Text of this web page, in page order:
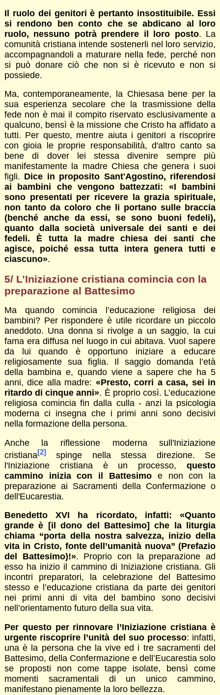
Il ruolo dei genitori è pertanto insostituibile. Essi
si rendono ben conto che se abdicano al loro
ruolo, nessuno potrà prendere il loro posto. La
comunità cristiana intende sostenerli nel loro servizio,
accompagnandoli a maturare nella fede, perché non
si può donare ciò che non si è ricevuto e non si
possiede.
Ma, contemporaneamente, la Chiesasa bene per la
sua esperienza secolare che la trasmissione della
fede non è mai il compito riservato esclusivamente a
qualcuno, bensì è la missione che Cristo ha affidato a
tutti. Per questo, mentre aiuta i genitori a riscoprire
con gioia le proprie responsabilità, d'altro canto sa
bene di dover lei stessa divenire sempre più
manifestamente la madre Chiesa che genera i suoi
figli. Dice in proposito Sant'Agostino, riferendosi
ai bambini che vengono battezzati: «I bambini
sono presentati per ricevere la grazia spirituale,
non tanto da coloro che li portano sulle braccia
(benché anche da essi, se sono buoni fedeli),
quanto dalla società universale dei santi e dei
fedeli. È tutta la madre chiesa dei santi che
agisce, poiché essa tutta intera genera tutti e
ciascuno».
5/ L’Iniziazione cristiana comincia con la
preparazione al Battesimo
Ma quando comincia l’educazione religiosa dei
bambini? Per rispondere è utile ricordare un piccolo
aneddoto. Una donna si rivolge a un saggio, la cui
fama era diffusa nel luogo in cui abitava. Vuol sapere
da lui quando è opportuno iniziare a educare
religiosamente sua figlia. Il saggio domanda l’età
della bambina e, quando viene a sapere che ha 5
anni, dice alla madre: «Presto, corri a casa, sei in
ritardo di cinque anni». È proprio così. L’educazione
religiosa comincia fin dalla culla - anzi la psicologia
moderna ci insegna che i primi anni sono decisivi
nella formazione della persona.
Anche la riflessione moderna sull'Iniziazione
cristiana[2]spinge nella stessa direzione. Se
l'Iniziazione cristiana è un processo,questo
cammino inizia con il Battesimo e non con la
preparazione ai Sacramenti della Confermazione o
dell'Eucarestia.
Benedetto XVI ha ricordato, infatti: «Quanto
grande è [il dono del Battesimo] che la liturgia
chiama “porta della nostra salvezza, inizio della
vita in Cristo, fonte dell’umanità nuova” (Prefazio
del Battesimo)!». Proprio con la preparazione ad
esso ha inizio il cammino di Iniziazione cristiana. Gli
incontri preparatori, la celebrazione del Battesimo
stesso e l’educazione cristiana da parte dei genitori
nei primi anni di vita del bambino sono decisivi
nell’orientamento futuro della sua vita.
Per questo per rinnovare l’Iniziazione cristiana è
urgente riscoprire l’unità del suo processo: infatti,
una è la persona che la vive ed i tre sacramenti del
Battesimo, della Confermazione e dell’Eucarestia solo
se proposti non come tappe isolate, bensì come
momenti sacramentali di un unico cammino,
manifestano pienamente la loro bellezza.